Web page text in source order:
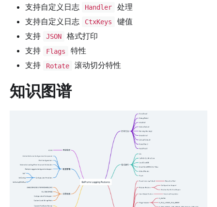
支持自定义日志
Handler
处理
支持自定义日志
CtxKeys
键值
支持
JSON
格式打印
支持
Flags
特性
支持
Rotate 滚动切分特性
知识图谱